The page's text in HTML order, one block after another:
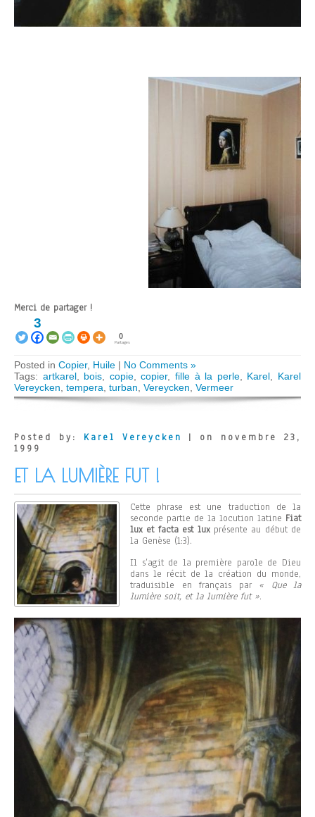
Merci de partager !
3
0
Partages
Posted in Copier, Huile | No Comments »
Tags: artkarel, bois copie,copier,fille à la perle, Karel
Karel
Vereycken tempera turban Vereycken Vermeer
Posted by: Karel Vereycken
| on novembre 23,
1999
ET LA LUMIÈRE FUT !
Cette phrase est une traduction de la
seconde partie de la locution latine Fiat
lux et facta est luxprésente au début de
la Genèse (1:3).
Il s’agit de la première parole de Dieu
dans le récit de la création du monde,
traduisible en français par « Que la
lumière soit, et la lumière fut ».